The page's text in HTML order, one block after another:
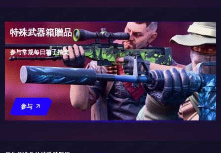
特殊武器箱贈品
参与常规每日箱子抽奖
参与